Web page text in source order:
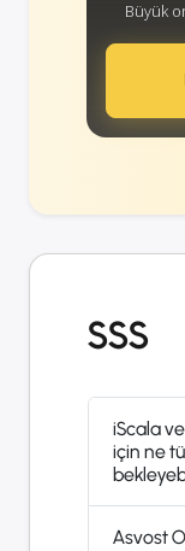
Büyük
SSS
iScala
için ne
Asvost